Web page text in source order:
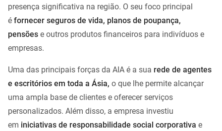
presença significativa na região. O seu foco principal
é fornecer seguros de vida, planos de poupança,
pensões e outros produtos financeiros para indivíduos e
empresas.
Uma das principais forças da AIA é a sua rede de agentes
e escritórios em toda a Ásia, o que lhe permite alcançar
uma ampla base de clientes e oferecer serviços
personalizados. Além disso, a empresa investiu
em iniciativas de responsabilidade social corporativa e